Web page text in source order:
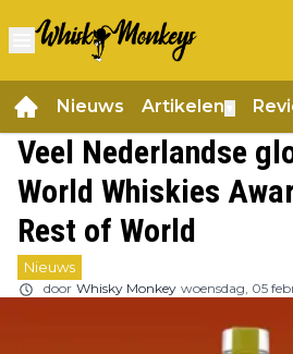
Nieuws Artikelen
Veel Nederlandse
World Whiskies
Rest of World
Nieuws
door Whisky Monkey woensdag, 05